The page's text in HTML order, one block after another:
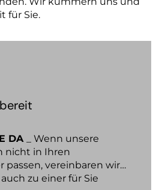
für Sie.
DA
_ Wenn unsere
nicht in Ihren
passen, vereinbaren wir
zu einer für Sie